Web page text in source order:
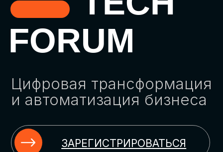
Цифровая трансформация
и автоматизация бизнеса
ЗАРЕГИСТРИРОВАТЬСЯ
ИСКУССТВЕННЫЙ ИНТЕЛЛЕКТ
ЦИФРОВИЗАЦИЯ
ИМПОРТОЗАМЕЩЕНИЕ